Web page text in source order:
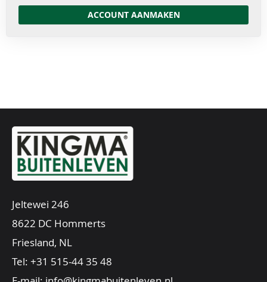
ACCOUNT AANMAKEN
Jeltewei 246
8622 DC Hommerts
Friesland, NL
Tel: +31 515-44 35 48